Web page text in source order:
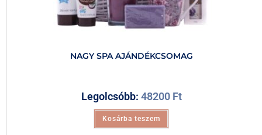
NAGY SPA AJÁNDÉKCSOMAG
Legolcsóbb: 48200 Ft
Kosárba teszem